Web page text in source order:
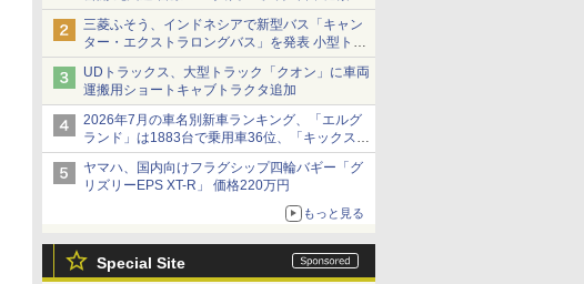
車両を通行可能に
三菱ふそう、インドネシアで新型バス「キャン
ター・エクストラロングバス」を発表 小型トラ
ックベースの観光・旅客輸送向けバス
UDトラックス、大型トラック「クオン」に車両
運搬用ショートキャブトラクタ追加
2026年7月の車名別新車ランキング、「エルグ
ランド」は1883台で乗用車36位、「キックス」
は2591台で27位に
ヤマハ、国内向けフラグシップ四輪バギー「グ
リズリーEPS XT-R」 価格220万円
もっと見る
Special Site